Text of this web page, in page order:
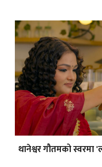
थानेश्वर गौतमको स्वरमा